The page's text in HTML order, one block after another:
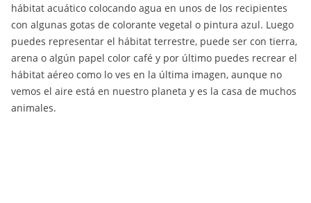
hábitat acuático colocando agua en unos de los recipientes
con algunas gotas de colorante vegetal o pintura azul. Luego
puedes representar el hábitat terrestre, puede ser con tierra,
arena o algún papel color café y por último puedes recrear el
hábitat aéreo como lo ves en la última imagen, aunque no
vemos el aire está en nuestro planeta y es la casa de muchos
animales.